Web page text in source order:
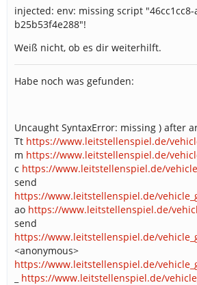
injected: env: missing script "46cc1cc8-
b25b53f4e288"!
Weiß nicht, ob es dir weiterhilft.
Habe noch was gefunden:
Uncaught SyntaxError: missing ) after
Tt https://www.leitstellenspiel.de/
m https://www.leitstellenspiel.de/
c https://www.leitstellenspiel.de/
send
https://www.leitstellenspiel.de/
ao https://www.leitstellenspiel.de/
send
https://www.leitstellenspiel.de/
<anonymous>
https://www.leitstellenspiel.de/
https://www.leitstellenspiel.de/